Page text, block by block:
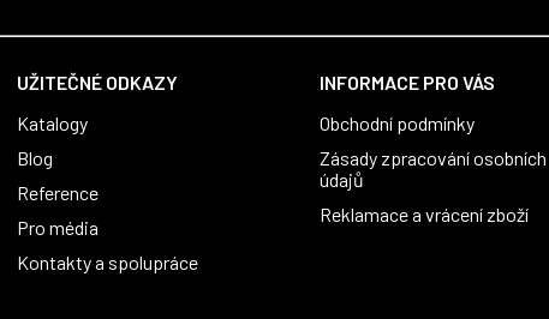
UŽITEČNÉ ODKAZY
Katalogy
Blog
Reference
Pro média
Kontakty a spolupráce
INFORMACE PRO VÁS
Obchodní podmínky
Zásady zpracování osobních
údajů
Reklamace a vrácení zboží